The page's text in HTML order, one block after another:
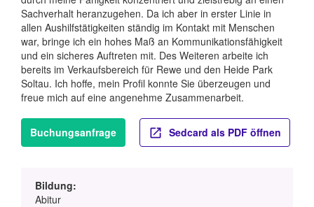
Sachverhalt heranzugehen. Da ich aber in erster Linie in
allen Aushilfstätigkeiten ständig im Kontakt mit Menschen
war, bringe ich ein hohes Maß an Kommunikationsfähigkeit
und ein sicheres Auftreten mit. Des Weiteren arbeite ich
bereits im Verkaufsbereich für Rewe und den Heide Park
Soltau. Ich hoffe, mein Profil konnte Sie überzeugen und
freue mich auf eine angenehme Zusammenarbeit.
Buchungsanfrage Sedcard als PDF öffnen
Bildung:
Abitur